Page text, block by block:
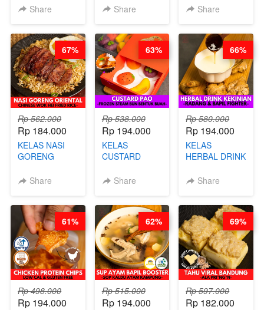
Share
KEMASAN - BY
Share
VIRAL
DITA
Share
Rp 562.000
Rp 184.000
KELAS NASI
GORENG
CHINESE WOK
CHEF
STEPHANIE
Share
67%
Rp 538.000
Rp 194.000
KELAS
CUSTARD
STEAM BUN
CHEF DITA
Share
63%
Rp 580.000
Rp 194.000
KELAS
HERBAL DRINK
RADANG &
BARISTA
ARISUDANA
Share
66%
Rp 498.000
Rp 194.000
61%
Rp 515.000
Rp 194.000
62%
Rp 597.000
Rp 182.000
69%